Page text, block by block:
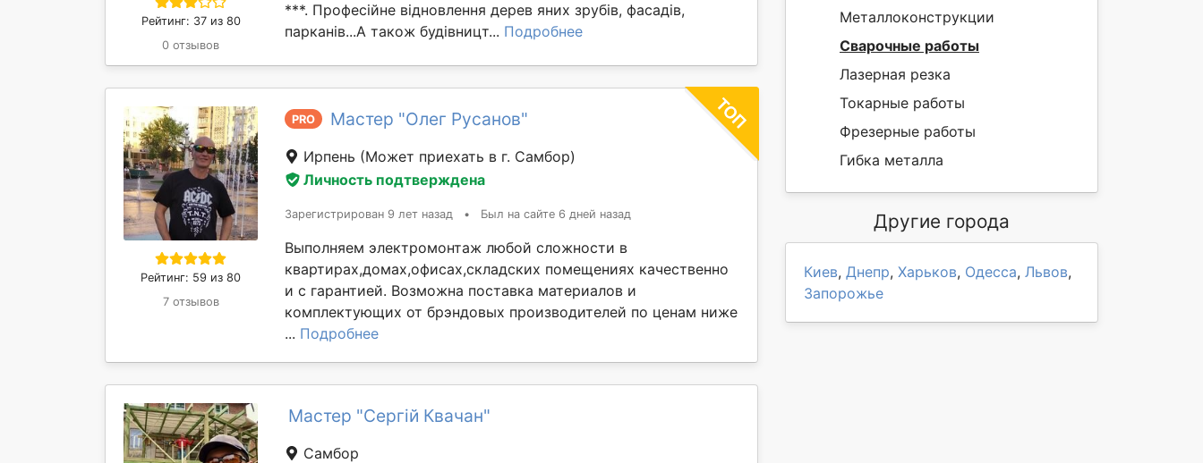
Рейтинг: 37 из 80
0 отзывов
***. Професійне відновлення дерев яних зрубів, фасадів,
парканів...А також будівницт... Подробнее
Рейтинг: 59 из 80
7 отзывов
PRO Мастер "Олег Русанов"
Ирпень (Может приехать в г. Самбор)
Личность подтверждена
Зарегистрирован 9 лет назад • Был на сайте 6 дней назад
Выполняем электромонтаж любой сложности в
квартирах,домах,офисах,складских помещениях качественно
и с гарантией. Возможна поставка материалов и
комплектующих от брэндовых производителей по ценам ниже
... Подробнее
Мастер "Сергій Квачан"
Самбор
Металлоконструкции
Сварочные работы
Лазерная резка
Токарные работы
Фрезерные работы
Гибка металла
Другие города
Киев, Днепр, Харьков, Одесса, Львов,
Запорожье